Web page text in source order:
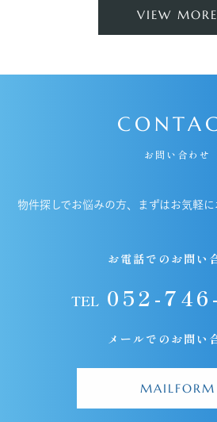
VIEW MORE
お問い合わせ
物件探しでお悩みの方、まずはお気軽に
お電話でのお問い
TEL052-
メールでのお問い
MAILFORM